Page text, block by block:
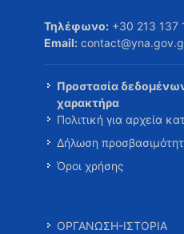
Τηλέφωνο: +30 213 137
Email:
Προστασία
χαρακτήρα
Πολιτική για αρχεία
Δήλωση
Όροι χρήσης
ΟΡΓΑΝΩΣΗ-ΙΣΤΟΡΙΑ